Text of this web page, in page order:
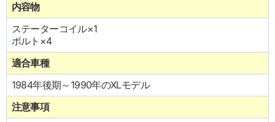
内容物
ステーターコイル×1
ボルト×4
適合車種
1984年後期～1990年のXLモデル
注意事項